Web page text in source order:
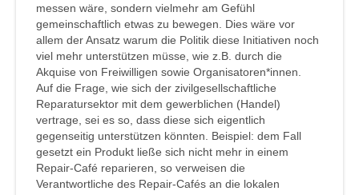
messen wäre, sondern vielmehr am Gefühl
gemeinschaftlich etwas zu bewegen. Dies wäre vor
allem der Ansatz warum die Politik diese Initiativen noch
viel mehr unterstützen müsse, wie z.B. durch die
Akquise von Freiwilligen sowie Organisatoren*innen.
Auf die Frage, wie sich der zivilgesellschaftliche
Reparatursektor mit dem gewerblichen (Handel)
vertrage, sei es so, dass diese sich eigentlich
gegenseitig unterstützen könnten. Beispiel: dem Fall
gesetzt ein Produkt ließe sich nicht mehr in einem
Repair-Café reparieren, so verweisen die
Verantwortliche des Repair-Cafés an die lokalen